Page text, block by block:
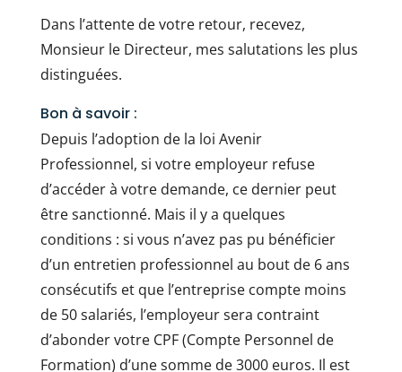
Dans l’attente de votre retour, recevez,
Monsieur le Directeur, mes salutations les plus
distinguées.
Bon à savoir :
Depuis l’adoption de la loi Avenir
Professionnel, si votre employeur refuse
d’accéder à votre demande, ce dernier peut
être sanctionné. Mais il y a quelques
conditions : si vous n’avez pas pu bénéficier
d’un entretien professionnel au bout de 6 ans
consécutifs et que l’entreprise compte moins
de 50 salariés, l’employeur sera contraint
d’abonder votre CPF (Compte Personnel de
Formation) d’une somme de 3000 euros. Il est